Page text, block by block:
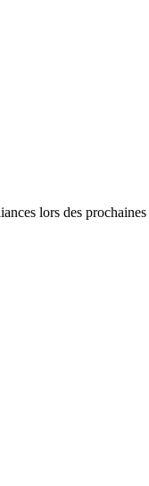
lors des prochaines